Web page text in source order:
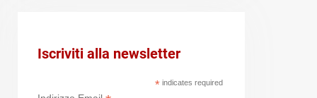
Iscriviti alla newsletter
* indicates required